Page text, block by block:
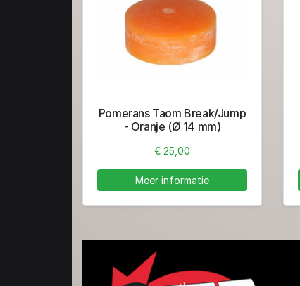
Pomerans Taom Break/Jump
- Oranje (Ø 14 mm)
€ 25,00
Meer informatie